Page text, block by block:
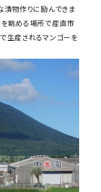
漬物作りに励んできま
を眺める場所で産直市
生産されるマンゴーを